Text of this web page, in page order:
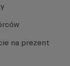
na prezent